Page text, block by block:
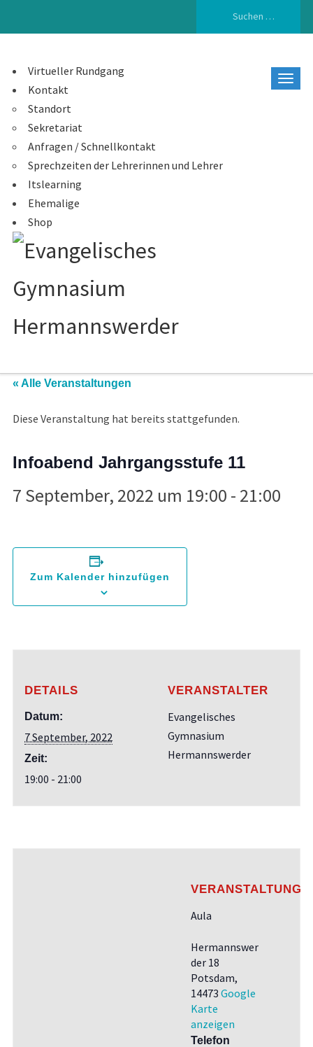
Virtueller Rundgang
Kontakt
Standort
Sekretariat
Anfragen / Schnellkontakt
Sprechzeiten der Lehrerinnen und Lehrer
Itslearning
Ehemalige
Shop
« Alle Veranstaltungen
Diese Veranstaltung hat bereits stattgefunden.
Infoabend Jahrgangsstufe 11
7 September, 2022 um 19:00 - 21:00
Zum Kalender hinzufügen
DETAILS
Datum:
7 September, 2022
Zeit:
19:00 - 21:00
VERANSTALTER
Evangelisches
Gymnasium
Hermannswerder
Aula
Hermannswer
der 18
Potsdam,
14473 Google
Karte
anzeigen
Telefon